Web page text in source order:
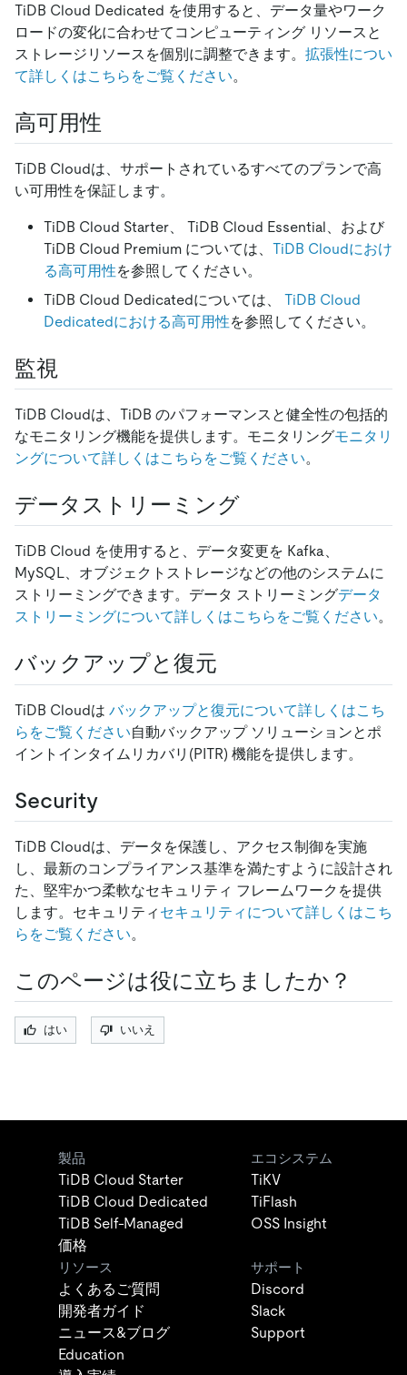
TiDB Cloud Dedicated を使用すると、データ量やワーク
ロードの変化に合わせてコンピューティング リソースと
ストレージリソースを個別に調整できます。 拡張性につい
て詳しくはこちらをご覧ください。
高可用性
TiDB Cloudは、サポートされているすべてのプランで高
い可用性を保証します。
TiDB Cloud Starter、 TiDB Cloud Essential、および
TiDB Cloud Premium については、 TiDB Cloudにおけ
る高可用性を参照してください。
TiDB Cloud Dedicatedについては、 TiDB Cloud
Dedicatedにおける高可用性を参照してください。
監視
TiDB Cloudは、TiDB のパフォーマンスと健全性の包括的
なモニタリング機能を提供します。モニタリングモニタリ
ングについて詳しくはこちらをご覧ください。
データストリーミング
TiDB Cloud を使用すると、データ変更を Kafka、
MySQL、オブジェクトストレージなどの他のシステムに
ストリーミングできます。データ ストリーミングデータ
ストリーミングについて詳しくはこちらをご覧ください。
バックアップと復元
TiDB Cloudは バックアップと復元について詳しくはこち
らをご覧ください自動バックアップ ソリューションとポ
イントインタイムリカバリ(PITR) 機能を提供します。
Security
TiDB Cloudは、データを保護し、アクセス制御を実施
し、最新のコンプライアンス基準を満たすように設計され
た、堅牢かつ柔軟なセキュリティ フレームワークを提供
します。セキュリティ セキュリティについて詳しくはこち
らをご覧ください。
このページは役に立ちましたか？
はい いいえ
製品
TiDB Cloud Starter
TiDB Cloud Dedicated
TiDB Self-Managed
価格
エコシステム
TiKV
TiFlash
OSS Insight
リソース
よくあるご質問
開発者ガイド
ニュース&ブログ
Education
サポート
Discord
Slack
Support